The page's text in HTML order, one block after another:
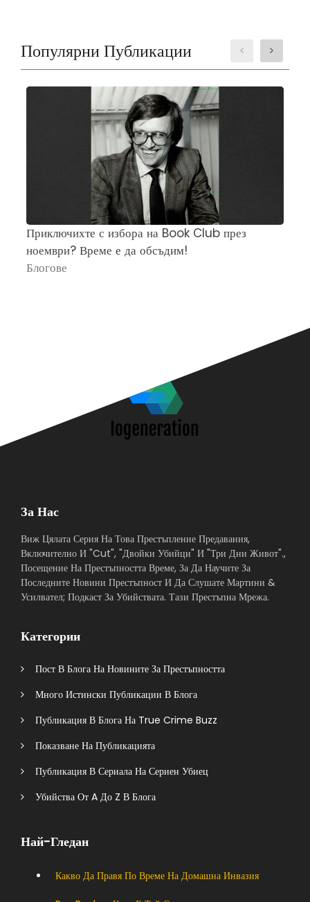
Популярни Публикации
Приключихте с избора на Book Club през
ноември? Време е да обсъдим!
Блогове
За Нас
Виж Цялата Серия На Това Престъпление Предавания,
Включително И "Cut", "Двойки Убийци" И "Три Дни Живот".,
Посещение На Престъпността Време, За Да Научите За
Последните Новини Престъпност И Да Слушате Мартини &
Усилвател; Подкаст За Убийствата. Тази Престъпна Мрежа.
Категории
Пост В Блога На Новините За Престъпността
Много Истински Публикации В Блога
Публикация В Блога На True Crime Buzz
Показване На Публикацията
Публикация В Сериала На Сериен Убиец
Убийства От A До Z В Блога
Най-Гледан
Какво Да Правя По Време На Домашна Инвазия